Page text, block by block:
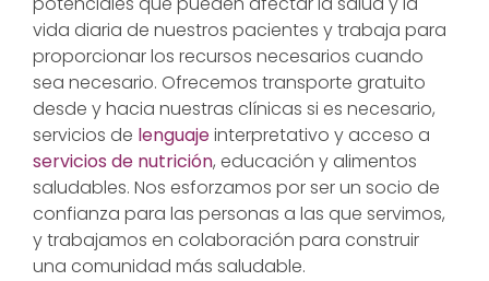
vida diaria de nuestros pacientes y trabaja para
proporcionar los recursos necesarios cuando
sea necesario. Ofrecemos transporte gratuito
desde y hacia nuestras clínicas si es necesario,
servicios de lenguajeinterpretativo y acceso a
servicios de nutrición, educación y alimentos
saludables. Nos esforzamos por ser un socio de
confianza para las personas a las que servimos,
y trabajamos en colaboración para construir
una comunidad más saludable.